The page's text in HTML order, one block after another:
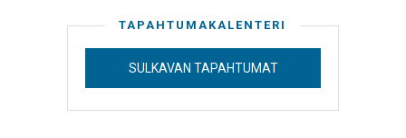
TAPAHTUMAKALENTERI
SULKAVAN TAPAHTUMAT